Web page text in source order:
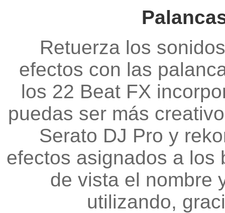
Retuerza los
efectos con las
los 22 Beat FX
puedas ser más
Serato DJ Pro y
efectos asignados a los
de vista el nombre
utilizando,